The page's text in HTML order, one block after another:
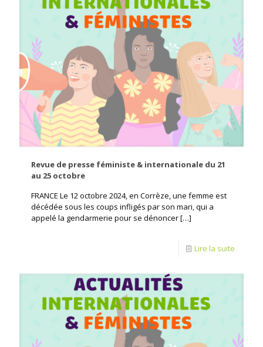
Revue de presse féministe & internationale du 21
au 25 octobre
FRANCE Le 12 octobre 2024, en Corrèze, une femme est
décédée sous les coups infligés par son mari, qui a
appelé la gendarmerie pour se dénoncer[…]
Lire la suite